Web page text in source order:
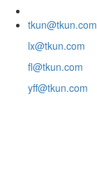
tkun@tkun.com
lx@tkun.com
fl@tkun.com
yff@tkun.com